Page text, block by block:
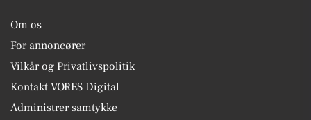
Om os
For annoncører
Vilkår og Privatlivspolitik
Kontakt VORES Digital
Administrer samtykke